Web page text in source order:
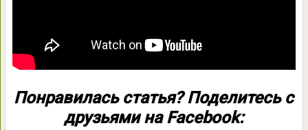
Понравилась статья? Поделитесь с
друзьями на Facebook: